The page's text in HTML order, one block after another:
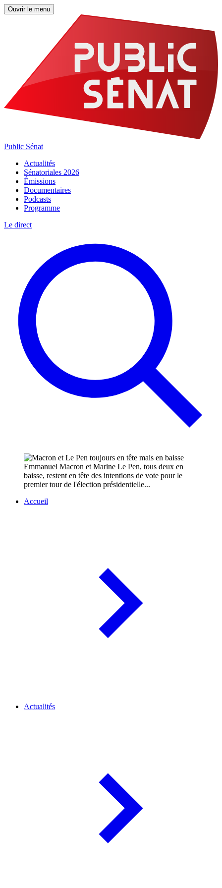
Ouvrir le menu
Public Sénat
Actualités
Sénatoriales 2026
Émissions
Documentaires
Podcasts
Programme
Le direct
Emmanuel Macron et Marine Le Pen, tous deux en
baisse, restent en tête des intentions de vote pour le
premier tour de l'élection présidentielle...
Accueil
Actualités